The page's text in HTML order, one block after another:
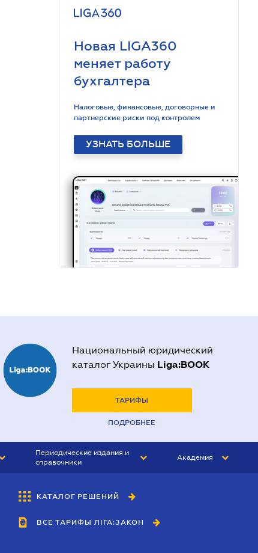
Новая LIGA360
меняет работу
бухгалтера
Налоговые, финансовые, договорные и
партнерские риски под контролем
УЗНАТЬ БОЛЬШЕ
Национальный юридический
каталог Украины Liga:BOOK
ТАРИФЫ
ПОДРОБНЕЕ
Периодические издания и
справочники
БУХГАЛТЕР&ЗАКОН
ВЕСТНИК МСФО
Академия
КАТАЛОГ РЕШЕНИЙ
ВСЕ ТАРИФЫ ЛІГА:ЗАКОН